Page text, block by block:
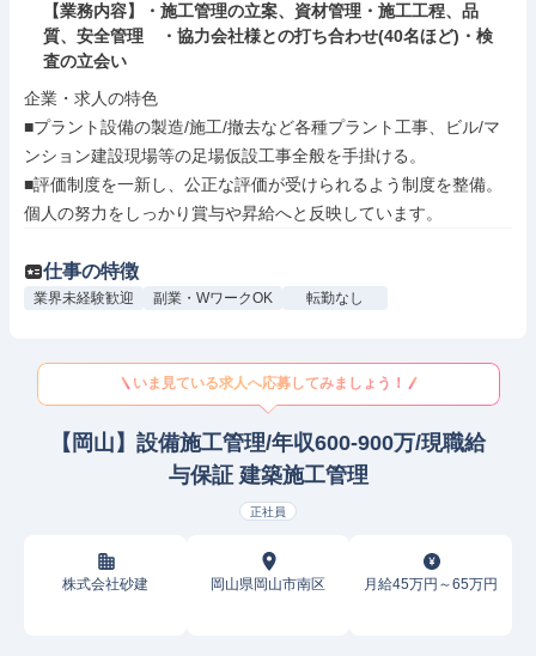
【業務内容】・施工管理の立案、資材管理・施工工程、品
質、安全管理　・協力会社様との打ち合わせ(40名ほど)・検
査の立会い
企業・求人の特色
■プラント設備の製造/施工/撤去など各種プラント工事、ビル/マ
ンション建設現場等の足場仮設工事全般を手掛ける。
■評価制度を一新し、公正な評価が受けられるよう制度を整備。
個人の努力をしっかり賞与や昇給へと反映しています。
仕事の特徴
業界未経験歓迎 副業・WワークOK 転勤なし
いま見ている求人へ応募してみましょう！
【岡山】設備施工管理/年収600-900万/現職給
与保証 建築施工管理
正社員
株式会社砂建 岡山県岡山市南区 月給45万円～65万円